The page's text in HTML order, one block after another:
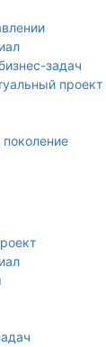
задач
проект